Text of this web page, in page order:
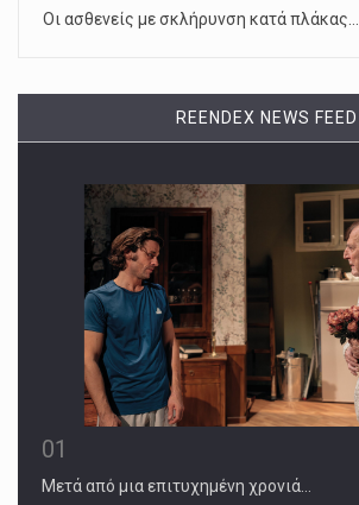
Οι ασθενείς με σκλήρυνση κατά πλάκας…
REENDEX NEWS FEED
01
Μετά από μια επιτυχημένη χρονιά…